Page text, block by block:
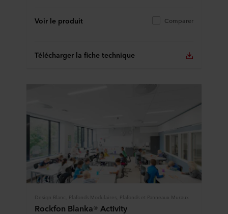
Voir le produit Comparer
Télécharger la fiche technique
Design Blanc, Plafonds Modulaires, Plafonds et Panneaux Muraux
Rockfon Blanka® Activity